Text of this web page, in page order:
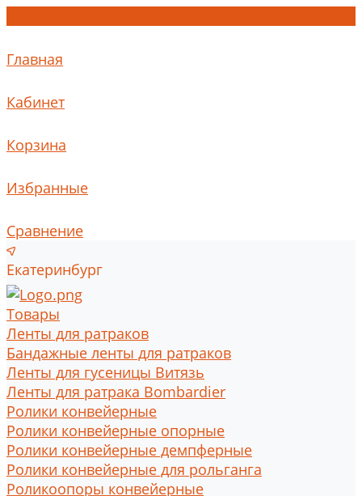
Главная
Кабинет
Корзина
Избранные
Сравнение
Екатеринбург
Товары
Ленты для ратраков
Бандажные ленты для ратраков
Ленты для гусеницы Витязь
Ленты для ратрака Bombardier
Ролики конвейерные
Ролики конвейерные опорные
Ролики конвейерные демпферные
Ролики конвейерные для рольганга
Роликоопоры конвейерные